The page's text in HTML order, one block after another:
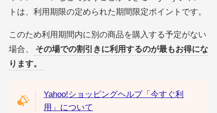
トは、利用期限の定められた期間限定ポイントです。
このため利用期間内に別の商品を購入する予定がない
場合、
その場での割引きに利用するのが最もお得にな
ります。
Yahoo!ショッピングヘルプ「今すぐ利
用」について